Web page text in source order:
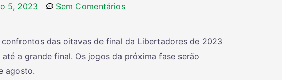
5, 2023 Sem Comentários
das oitavas de final da Libertadores de 2023
a grande final. Os jogos da próxima fase serão
agosto.